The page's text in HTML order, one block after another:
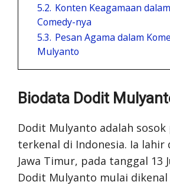
5.2. Konten Keagamaan
Comedy-nya
5.3. Pesan Agama dalam
Mulyanto
Biodata Dodit
Dodit Mulyanto adalah sosok
terkenal di Indonesia. Ia lahir
Jawa Timur, pada tanggal 13
Dodit Mulyanto mulai